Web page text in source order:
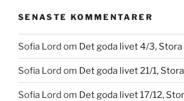
SENASTE KOMMENTARER
Sofia Lord om Det goda livet 4/3,
Sofia Lord om Det goda livet 21/1,
Sofia Lord om Det goda livet 17/12,